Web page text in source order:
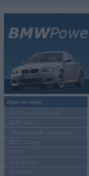
Ziņas un raksti
BMW modeļu jaunumi
BMW testi
Tehnoloģijas & sasniegumi
BMW Latvijā
MINI
Rolls-Royce
Pasākumi